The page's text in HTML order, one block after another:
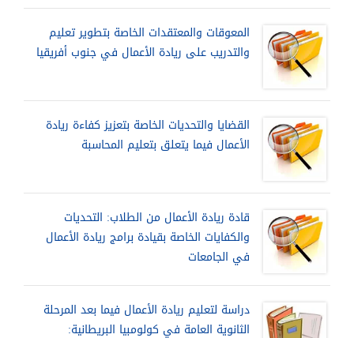
المعوقات والمعتقدات الخاصة بتطوير تعليم
والتدريب على ريادة الأعمال في جنوب أفريقيا
القضايا والتحديات الخاصة بتعزيز كفاءة ريادة
الأعمال فيما يتعلق بتعليم المحاسبة
قادة ريادة الأعمال من الطلاب: التحديات
والكفايات الخاصة بقيادة برامج ريادة الأعمال
في الجامعات
دراسة لتعليم ريادة الأعمال فيما بعد المرحلة
الثانوية العامة في كولومبيا البريطانية: